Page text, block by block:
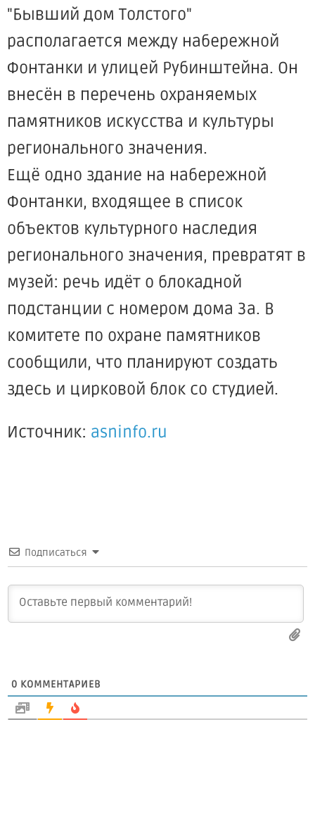
"Бывший дом Толстого"
располагается между набережной
Фонтанки и улицей Рубинштейна. Он
внесён в перечень охраняемых
памятников искусства и культуры
регионального значения.
Ещё одно здание на набережной
Фонтанки, входящее в список
объектов культурного наследия
регионального значения, превратят в
музей: речь идёт о блокадной
подстанции с номером дома 3а. В
комитете по охране памятников
сообщили, что планируют создать
здесь и цирковой блок со студией.
Источник: asninfo.ru
Подписаться
0 КОММЕНТАРИЕВ